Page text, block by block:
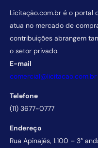
Licitação.com.br é o portal
atua no mercado de
contribuições abrangem
o setor privado.
E-mail
comercial@licitacao.com.br
Telefone
(11) 3677-0777
Endereço
Rua Apinajés, 1.100 – 3°